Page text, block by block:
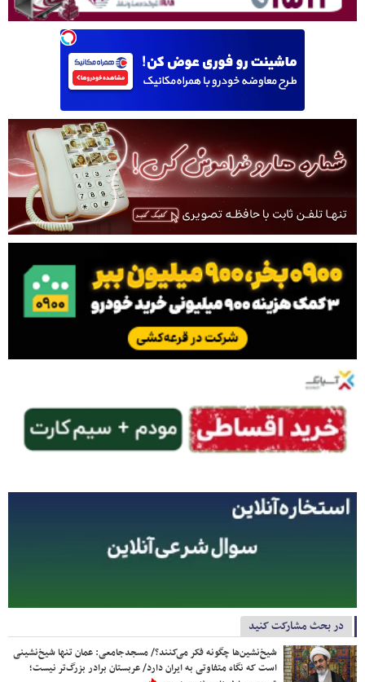
در بحث مشارکت کنید
شیخ‌نشین‌ها چگونه فکر می‌کنند؟/ مسجدجامعی: عمان تنها شیخ‌نشینی
است که نگاه متفاوتی به ایران دارد/ عربستان برادر بزرگ‌تر نیست؛